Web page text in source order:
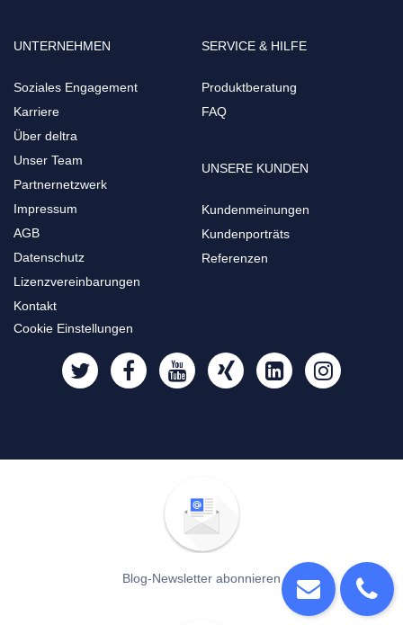
UNTERNEHMEN
Soziales Engagement
Karriere
Über deltra
Unser Team
Partnernetzwerk
Impressum
AGB
Datenschutz
Lizenzvereinbarungen
Kontakt
SERVICE & HILFE
Produktberatung
FAQ
UNSERE KUNDEN
Kundenmeinungen
Kundenporträts
Referenzen
Cookie Einstellungen
Blog-Newsletter abonnieren